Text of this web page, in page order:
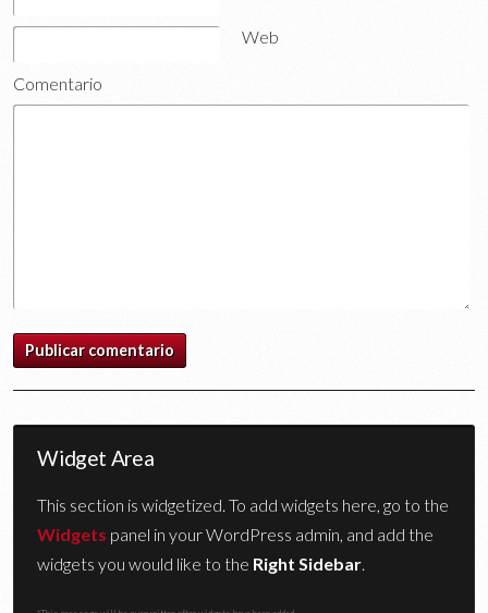
Web
Comentario
Widget Area
This section is widgetized. To add widgets here, go to the
Widgets panel in your WordPress admin, and add the
widgets you would like to the Right Sidebar.